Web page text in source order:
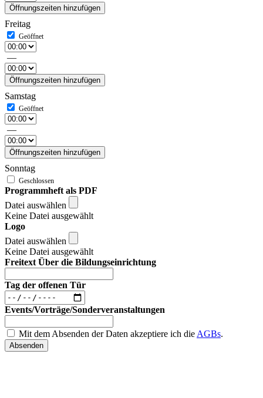
Öffnungszeiten hinzufügen
Freitag
—
Öffnungszeiten hinzufügen
Samstag
—
Öffnungszeiten hinzufügen
Sonntag
Programmheft als PDF
Datei auswählen
Keine Datei ausgewählt
Logo
Datei auswählen
Keine Datei ausgewählt
Freitext Über die Bildungseinrichtung
Tag der offenen Tür
Events/Vorträge/Sonderveranstaltungen
Mit dem Absenden der Daten akzeptiere ich die AGBs.
Absenden